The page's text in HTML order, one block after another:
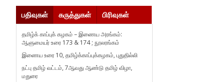
பதிவுகள் கருத்துகள் பிரிவுகள்
தமிழ்க் காப்புக் கழகம் – இணைய அரங்கம்:
ஆளுமையர் உரை 173 & 174 ; நூலரங்கம்
இணைய உரை 10, தமிழ்க்காப்புக்கழகம், புதுதில்லி
நட்பு தமிழ் வட்டம், 7ஆவது ஆண்டு தமிழ் விழா,
மதுரை